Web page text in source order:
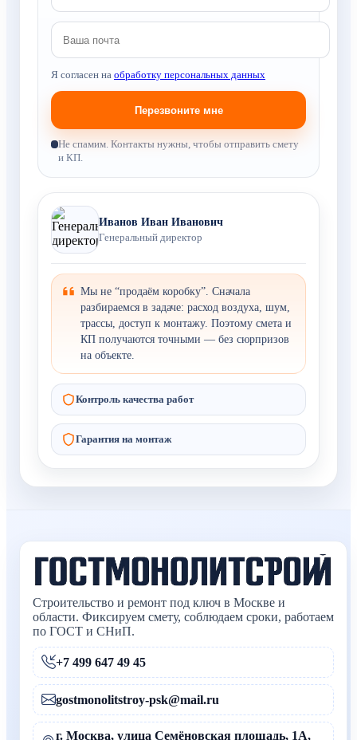
Я согласен на обработку персональных данных
Не спамим. Контакты нужны, чтобы отправить смету
и КП.
Иванов Иван Иванович
Генеральный директор
Мы не “продаём коробку”. Сначала
разбираемся в задаче: расход воздуха, шум,
трассы, доступ к монтажу. Поэтому смета и
КП получаются точными — без сюрпризов
на объекте.
Контроль качества работ
Гарантия на монтаж
Строительство и ремонт под ключ в Москве и
области. Фиксируем смету, соблюдаем сроки, работаем
по ГОСТ и СНиП.
+7 499 647 49 45
gostmonolitstroy-psk@mail.ru
г. Москва, улица Семёновская площадь, 1А,